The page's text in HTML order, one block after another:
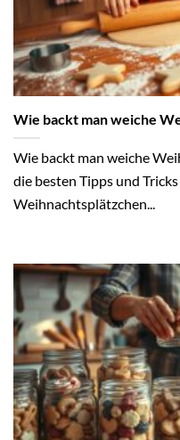
Wie backt man weiche
Wie backt man weiche
die besten Tipps und
Weihnachtsplätzchen...